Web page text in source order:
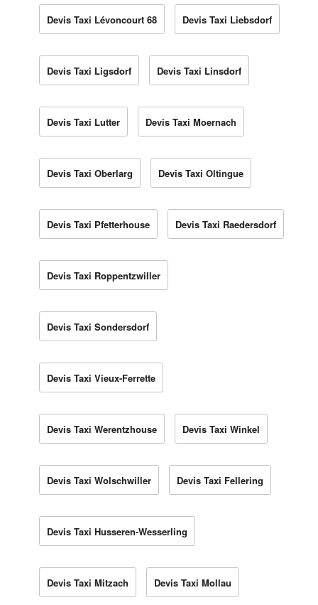
Devis Taxi Lévoncourt 68 Devis Taxi Liebsdorf
Devis Taxi Ligsdorf Devis Taxi Linsdorf
Devis Taxi Lutter Devis Taxi Moernach
Devis Taxi Oberlarg Devis Taxi Oltingue
Devis Taxi Pfetterhouse Devis Taxi Raedersdorf
Devis Taxi Roppentzwiller
Devis Taxi Sondersdorf
Devis Taxi Vieux-Ferrette
Devis Taxi Werentzhouse Devis Taxi Winkel
Devis Taxi Wolschwiller Devis Taxi Fellering
Devis Taxi Husseren-Wesserling
Devis Taxi Mitzach Devis Taxi Mollau